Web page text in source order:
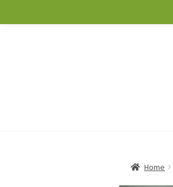
Home